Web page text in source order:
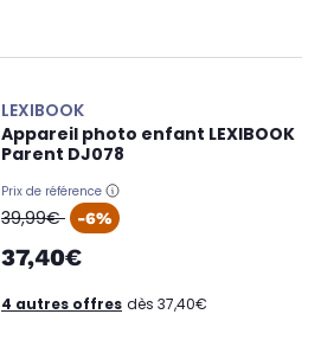
LEXIBOOK
Appareil photo enfant LEXIBOOK
Parent DJ078
Prix de référence
oldPrice
39,99€ -6%
37,40€
4 autres offres dès 37,40€